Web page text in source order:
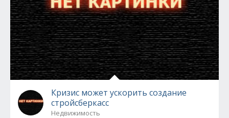
Кризис может ускорить создание
стройсберкасс
Недвижимость